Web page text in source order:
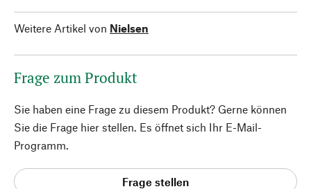
Weitere Artikel von Nielsen
Frage zum Produkt
Sie haben eine Frage zu diesem Produkt? Gerne können
Sie die Frage hier stellen. Es öffnet sich Ihr E-Mail-
Programm.
Frage stellen